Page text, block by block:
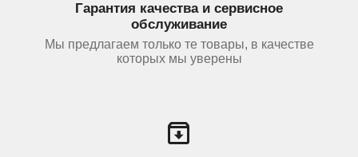
Гарантия качества и сервисное
обслуживание
Мы предлагаем только те товары, в качестве
которых мы уверены